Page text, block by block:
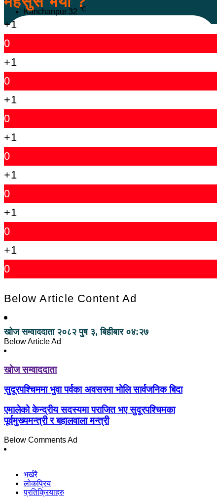
Kanchanpur 32 ℃
+1
0
+1
0
+1
0
+1
0
+1
0
+1
0
+1
0
Below Article Content Ad
खोज सम्वाददाता २०८२ पुष ३, बिहीबार ०४:२७
Below Article Ad
खोज सम्वाददाता
सुदूरपश्चिममा भुवा पर्वका अवसरमा भोलि सार्वजनिक बिदा
एमालेको केन्द्रीय सदस्यमा पराजित भए सुदूरपश्चिमका
पूर्वमुख्यमन्त्री र बहालवाला मन्त्री
Below Comments Ad
भर्खरै
लोकप्रिय
प्रतिक्रियाहरु